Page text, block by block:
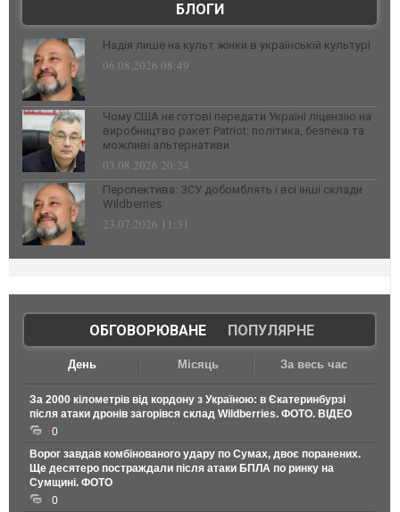
БЛОГИ
Надія лише на культ жінки в українській культурі
06.08.2026 08:49
Чому США не готові передати Україні ліцензію на
виробництво ракет Patriot: політика, безпека та
можливі альтернативи
03.08.2026 20:24
Перспектива: ЗСУ добомблять і всі інші склади
Wildberries
23.07.2026 11:31
ОБГОВОРЮВАНЕ| ПОПУЛЯРНЕ
День Місяць За весь час
За 2000 кілометрів від кордону з Україною: в Єкатеринбурзі
після атаки дронів загорівся склад Wildberries. ФОТО. ВІДЕО
0
Ворог завдав комбінованого удару по Сумах, двоє поранених.
Ще десятеро постраждали після атаки БПЛА по ринку на
Сумщині. ФОТО
0